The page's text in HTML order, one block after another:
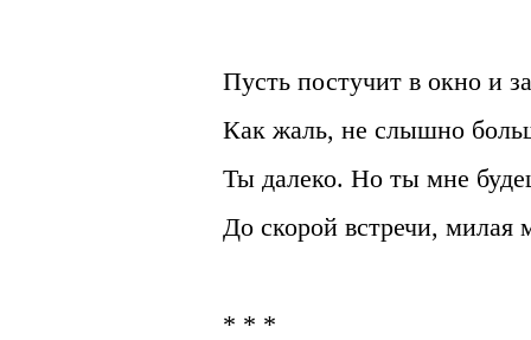
Пусть постучит в окно и
Как жаль, не слышно
Ты далеко. Но ты мне
До скорой встречи, милая
* * *